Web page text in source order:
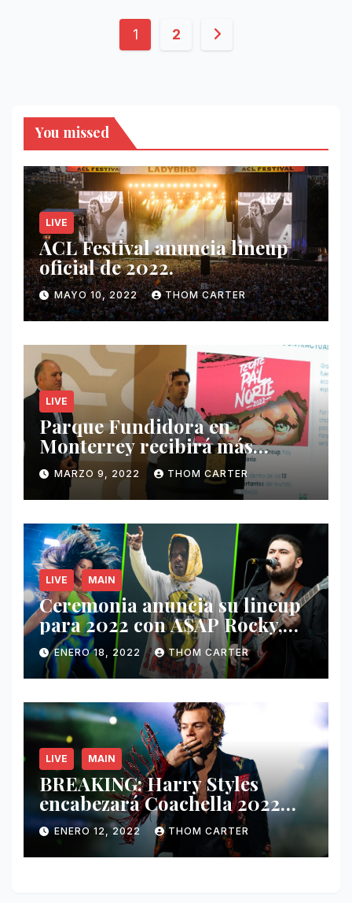
Paginación
1 2
You missed
LIVE
ACL Festival anuncia lineup
oficial de 2022.
MAYO 10, 2022 THOM CARTER
LIVE
Parque Fundidora en
Monterrey recibirá más
ingresos por festivales de
Música.
MARZO 9, 2022 THOM CARTER
LIVE MAIN
Ceremonia anuncia su lineup
para 2022 con A$AP Rocky,
Nathy Peluso, Noah Pino Palo
y más.
ENERO 18, 2022 THOM CARTER
LIVE MAIN
BREAKING: Harry Styles
encabezará Coachella 2022
junto a Kanye West y Billie
Eilish.
ENERO 12, 2022 THOM CARTER